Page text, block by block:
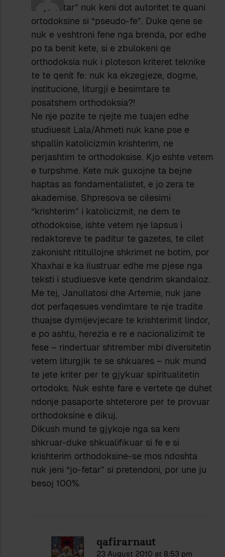
si “jo-fetar” nuk keni dot autoritet te quani
ortodoksine si “pseudo-fe”. Duke qene se
nuk e veshtroni fene nga brenda, por edhe
po ta benit kete, si e zbulokeni qe
orthodoksia nuk i ploteson kriteret teknike
te te qenit fe: nuk ka ekzegjeze, dogme,
institucione, liturgji e besimtare te
posatshem orthodoksia?!
Ne nje pozite te njejte me tuajen edhe
studiuesit Lala/Ahmeti nuk kane pse e
shpallin katolicizmin krishterim, ne
perjashtim te orthodoksise. Kjo eshte vetem
e turpshme. Kete nuk guxojne ta bejne
haptas as fondamentalistet, e jo zera te
akademise. Shpresova se cilesimi
“krishterim” i katolicizmit, ne dem te
othodoksise, ishte vetem nje lapsus i
redaktoreve te paditur te gazetes, te cilet
zakonisht rititullojne shkrimet ne botim, por
Xhaxhai e ka ilustruar edhe me pjese nga
teksti i studiuesve kete qendrim skandaloz.
Me tej, Janullatosi dhe Artemie, nuk jane
dot perfaqesues vendimtare te nje tradite
thuajse dymijevjecare te krishterimit lindor,
e po ashtu, herezia e re e nacionalizimit te
fese – rindertuar shtrember mbi diversitetin
vetem liturgjik te se shkuares – nuk mund
te jete kriter per te gjykuar spiritualitetin
ortodoks. Nuk eshte fare e vertete qe duhet
ndonje pasaporte shteterore per te provuar
orthodoksine e dikuj.
Dikush mund te gjykoje nga sa keni
shkruar-duke shkualifikuar si fe e si
krishterim orthodoksine-se mos ndoshta
nuk jeni “jo-fetar” si pretendoni, por une ju
besoj 100%.
qafirarnaut
23 August 2010 at 8:53 pm